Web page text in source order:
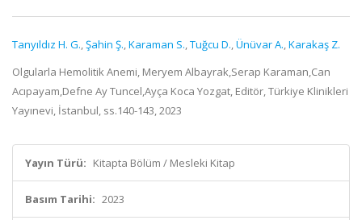
Tanyıldız H. G.,Şahin Ş.,Karaman S.,Tuğcu D.,Ünüvar A.,Karakaş Z.
Olgularla Hemolitik Anemi, Meryem Albayrak,Serap Karaman,Can
Acıpayam,Defne Ay Tuncel,Ayça Koca Yozgat, Editör, Türkiye Klinikleri
Yayınevi, İstanbul, ss.140-143, 2023
Yayın Türü: Kitapta Bölüm / Mesleki Kitap
Basım Tarihi: 2023